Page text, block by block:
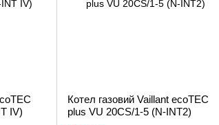
IV)
Котел газовий Vaillant ecoTEC
plus VU 20CS/1-5 (N-INT2)